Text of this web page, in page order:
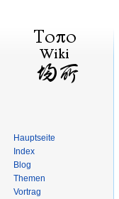
Hauptseite
Index
Blog
Themen
Vortrag